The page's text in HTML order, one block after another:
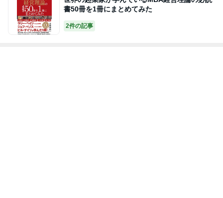
書50冊を1冊にまとめてみた
2件の記事